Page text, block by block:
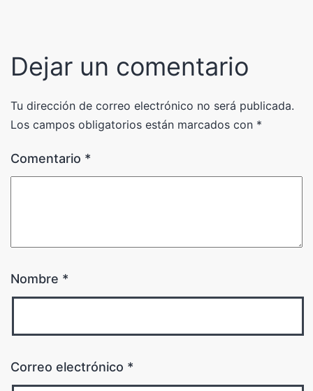
Dejar un comentario
Tu dirección de correo electrónico no será publicada.
Los campos obligatorios están marcados con *
Comentario *
Nombre *
Correo electrónico *